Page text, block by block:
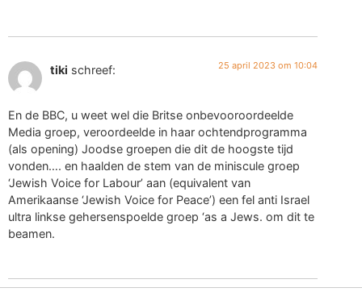
tiki schreef: 25 april 2023 om 10:04
En de BBC, u weet wel die Britse onbevooroordeelde
Media groep, veroordeelde in haar ochtendprogramma
(als opening) Joodse groepen die dit de hoogste tijd
vonden…. en haalden de stem van de miniscule groep
‘Jewish Voice for Labour’ aan (equivalent van
Amerikaanse ‘Jewish Voice for Peace’) een fel anti Israel
ultra linkse gehersenspoelde groep ‘as a Jews. om dit te
beamen.